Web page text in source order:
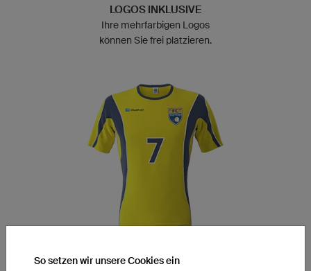
LOGOS INKLUSIVE
Ihre mehrfarbigen Logos
können Sie frei platzieren.
So setzen wir unsere Cookies ein